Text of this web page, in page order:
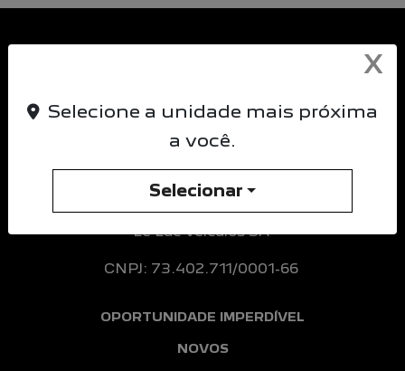
Le Lac Veiculos SA
CNPJ: 73.402.711/0001-66
OPORTUNIDADE IMPERDÍVEL
NOVOS
X
Selecione a unidade mais próxima
a você.
Selecionar